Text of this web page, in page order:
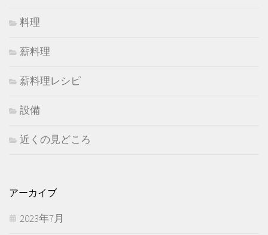
料理
薪料理
薪料理レシピ
設備
近くの見どころ
アーカイブ
2023年7月